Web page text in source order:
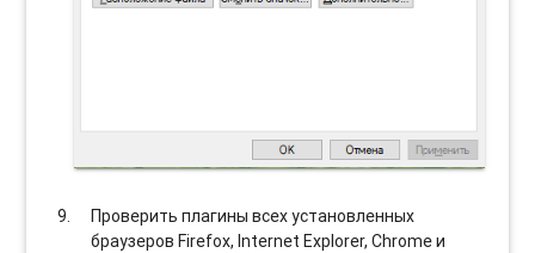
Проверить плагины всех установленных
браузеров Firefox, Internet Explorer, Chrome и